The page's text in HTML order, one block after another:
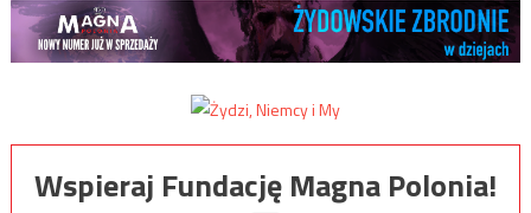
Wspieraj Fundację Magna Polonia!